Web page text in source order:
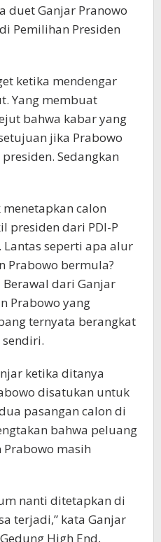
duet Ganjar Pranowo
Pemilihan Presiden
ketika mendengar
Yang membuat
bahwa kabar yang
jika Prabowo
Sedangkan
calon
presiden dari PDI-P
seperti apa alur
Prabowo bermula?
dari Ganjar
Prabowo yang
ternyata berangkat
ketika ditanya
disatukan untuk
pasangan calon di
bahwa peluang
masih
nanti ditetapkan di
terjadi,” kata Ganjar
High End,